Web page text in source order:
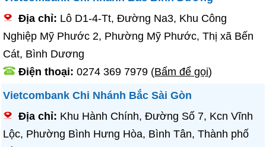
Địa chỉ: Lô D1-4-Tt, Đường Na3, Khu Công
Nghiệp Mỹ Phước 2, Phường Mỹ Phước, Thị xã Bến
Cát, Bình Dương
Điện thoại:0274 369 7979 (Bấm để gọi)
Vietcombank Chi Nhánh Bắc Sài Gòn
Địa chỉ: Khu Hành Chính, Đường Số 7, Kcn Vĩnh
Lộc, Phường Bình Hưng Hòa, Bình Tân, Thành phố